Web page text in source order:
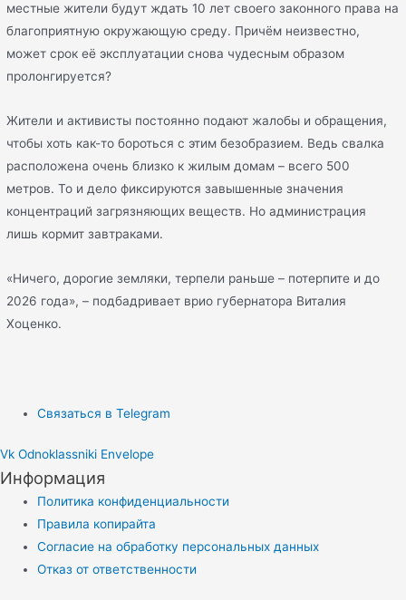
местные жители будут ждать 10 лет своего законного права на
благоприятную окружающую среду. Причём неизвестно,
может срок её эксплуатации снова чудесным образом
пролонгируется?
Жители и активисты постоянно подают жалобы и обращения,
чтобы хоть как-то бороться с этим безобразием. Ведь свалка
расположена очень близко к жилым домам – всего 500
метров. То и дело фиксируются завышенные значения
концентраций загрязняющих веществ. Но администрация
лишь кормит завтраками.
«Ничего, дорогие земляки, терпели раньше – потерпите и до
2026 года», – подбадривает врио губернатора Виталия
Хоценко.
Связаться в Telegram
Vk Odnoklassniki Envelope
Информация
Политика конфиденциальности
Правила копирайта
Согласие на обработку персональных данных
Отказ от ответственности